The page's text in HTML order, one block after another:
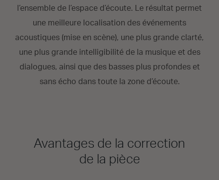
l’ensemble de l’espace d’écoute. Le résultat permet
une meilleure localisation des événements
acoustiques (mise en scène), une plus grande clarté,
une plus grande intelligibilité de la musique et des
dialogues, ainsi que des basses plus profondes et
sans écho dans toute la zone d’écoute.
Avantages de la correction
de la pièce